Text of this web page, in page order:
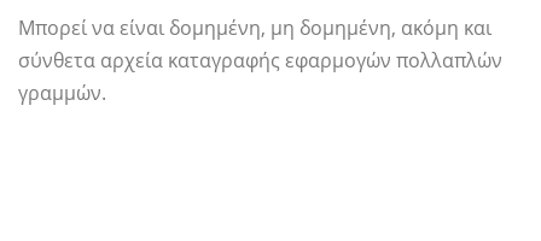
Μπορεί να είναι δομημένη, μη δομημένη, ακόμη και
σύνθετα αρχεία καταγραφής εφαρμογών πολλαπλών
γραμμών.